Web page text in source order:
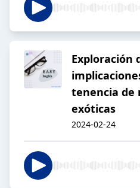
Exploración
tenencia de
exóticas
2024-02-24